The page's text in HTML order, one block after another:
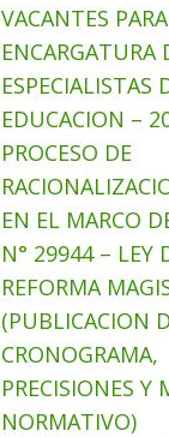
VACANTES
ENCARGATURA
ESPECIALISTAS
EDUCACION –
PROCESO DE
EN EL MARCO
N° 29944 – LEY
REFORMA
(PUBLICACION
CRONOGRAMA,
PRECISIONES Y
NORMATIVO)